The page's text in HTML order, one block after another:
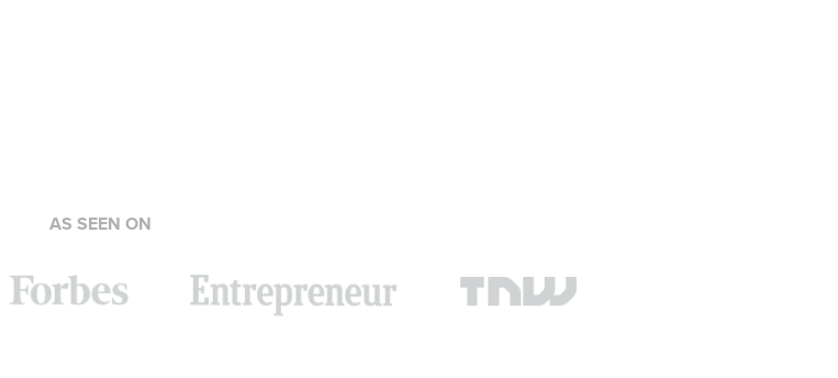
AS SEEN ON